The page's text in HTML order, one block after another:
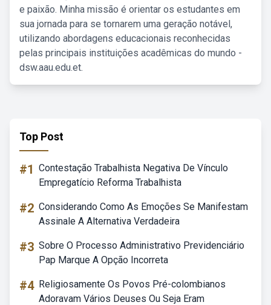
e paixão. Minha missão é orientar os estudantes em
sua jornada para se tornarem uma geração notável,
utilizando abordagens educacionais reconhecidas
pelas principais instituições acadêmicas do mundo -
dsw.aau.edu.et.
Top Post
#1 Contestação Trabalhista Negativa De Vínculo
Empregatício Reforma Trabalhista
#2 Considerando Como As Emoções Se Manifestam
Assinale A Alternativa Verdadeira
#3 Sobre O Processo Administrativo Previdenciário
Pap Marque A Opção Incorreta
#4 Religiosamente Os Povos Pré-colombianos
Adoravam Vários Deuses Ou Seja Eram